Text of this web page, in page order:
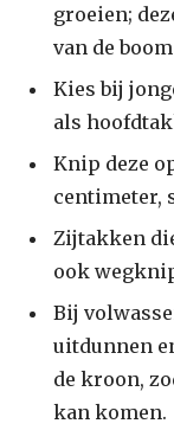
groeien;
van de
Kies bij
als
Knip deze
centimeter,
Zijtakken
ook
Bij
uitdunnen
de kroon,
kan komen.